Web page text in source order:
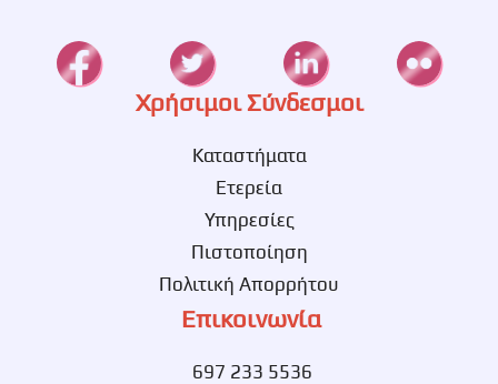
Χρήσιμοι Σύνδεσμοι
Καταστήματα
Ετερεία
Υπηρεσίες
Πιστοποίηση
Πολιτική Απορρήτου
Επικοινωνία
697 233 5536